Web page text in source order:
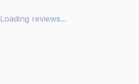
Loading reviews...